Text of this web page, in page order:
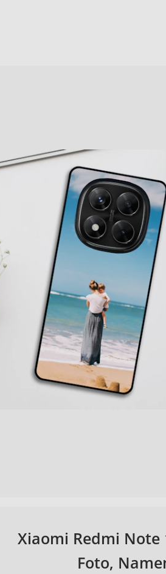
Xiaomi Redmi Note
Foto,